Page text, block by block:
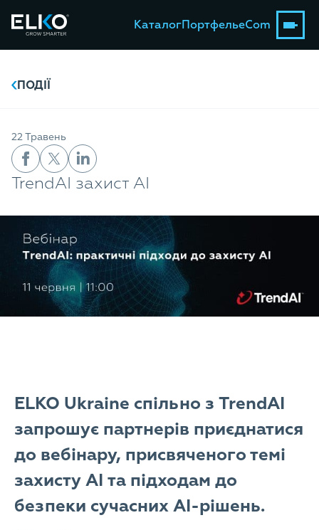
КаталогПортфельeCom
ПОДІЇ
22 Травень
TrendАІ захист АІ
ELKO Ukraine спільно з TrendAI
запрошує партнерів приєднатися
до вебінару, присвяченого темі
захисту AI та підходам до
безпеки сучасних AI-рішень.